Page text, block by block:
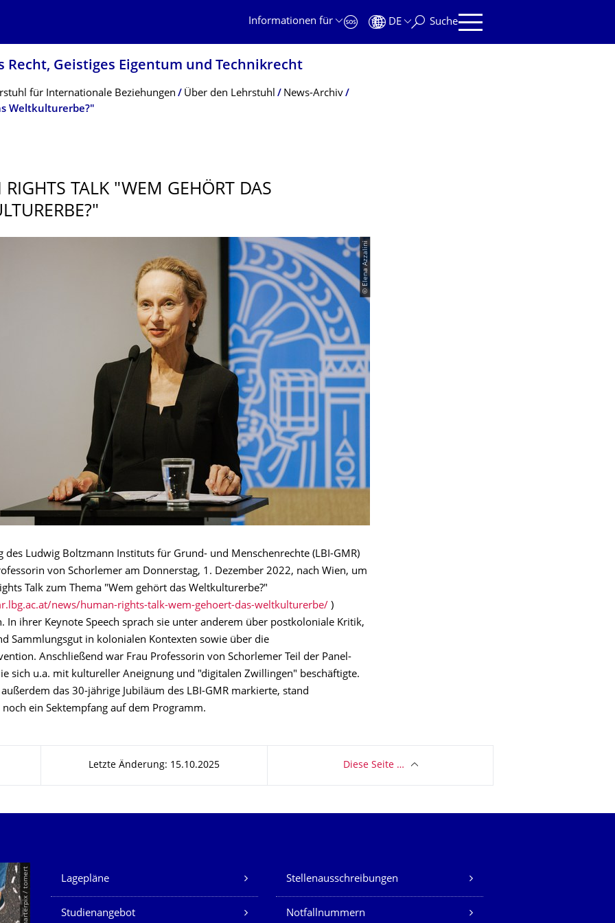
Informationen für DE Suche
Geistiges Eigentum und Technikrecht
für Internationale Beziehungen Über den Lehrstuhl
News-Archiv
Weltkulturerbe?"
TALK "WEM GEHÖRT DAS
© Elena Azzalini
des Ludwig Boltzmann Instituts für Grund- und Menschenrechte (LBI-GMR)
von Schorlemer am Donnerstag, 1. Dezember 2022, nach Wien, um
Talk zum Thema "Wem gehört das Weltkulturerbe?"
news/human-rights-talk-wem-gehoert-das-weltkulturerbe/ )
In ihrer Keynote Speech sprach sie unter anderem über postkoloniale Kritik,
Sammlungsgut in kolonialen Kontexten sowie über die
Anschließend war Frau Professorin von Schorlemer Teil der Panel-
sich u.a. mit kultureller Aneignung und "digitalen Zwillingen" beschäftigte.
außerdem das 30-jährige Jubiläum des LBI-GMR markierte, stand
ein Sektempfang auf dem Programm.
Letzte Änderung: 15.10.2025 Diese Seite …
© Smarterpix / tomert Unsere Dienste
Lagepläne Stellenausschreibungen
Studienangebot Notfallnummern